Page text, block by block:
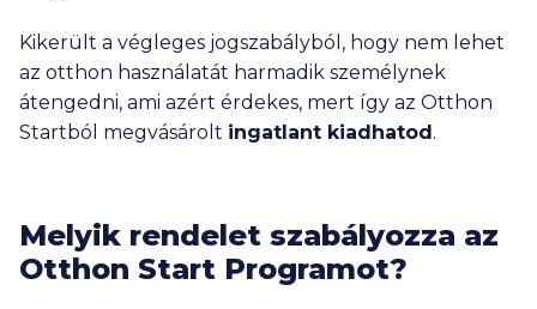
Kikerült a végleges jogszabályból, hogy nem lehet
az otthon használatát harmadik személynek
átengedni, ami azért érdekes, mert így az Otthon
Startból megvásárolt ingatlant kiadhatod.
Melyik rendelet szabályozza az
Otthon Start Programot?